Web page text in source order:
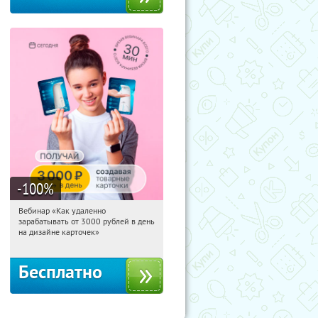
-100%
07:51:37 Получили:
Россия
Вебинар «Как удаленно
зарабатывать от 3000 рублей в день
на дизайне карточек»
Бесплатно